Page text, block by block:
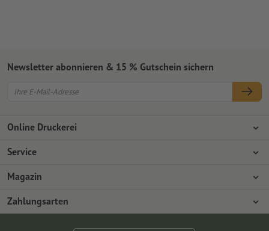
Online Druckerei
Über Onlineprinters
Presse
Umweltschutz
Service
Zahlungsarten
Versand
Magazin
Design
Zahlungsarten
Newsletter abonnieren & 15 % Gutschein sichern